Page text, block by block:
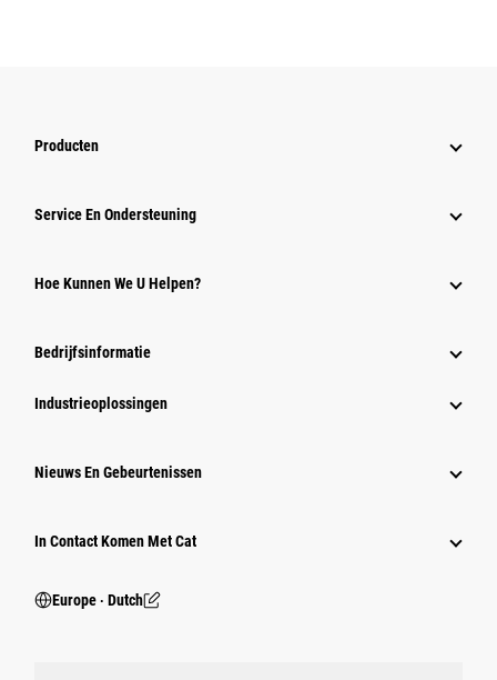
Producten
Service En Ondersteuning
Hoe Kunnen We U Helpen?
Bedrijfsinformatie
Industrieoplossingen
Nieuws En Gebeurtenissen
In Contact Komen Met Cat
Europe ‧ Dutch